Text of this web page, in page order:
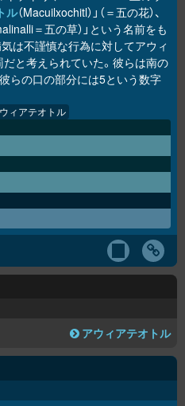
ル（Macuilxochitl）」（＝五の花）、
＝五の草）」という名前をも
は不謹慎な行為に対してアウィ
と考えられていた。彼らは南の
らの口の部分には5という数字
ィアテオトル
アウィアテオトル